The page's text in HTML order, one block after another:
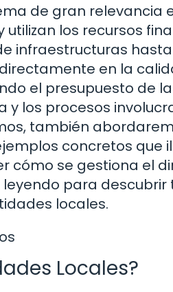
de gran relevancia
los recursos
infraestructuras
en la
el presupuesto de
y los procesos
también
concretos que
cómo se gestiona el
para descubrir
locales.
Locales?